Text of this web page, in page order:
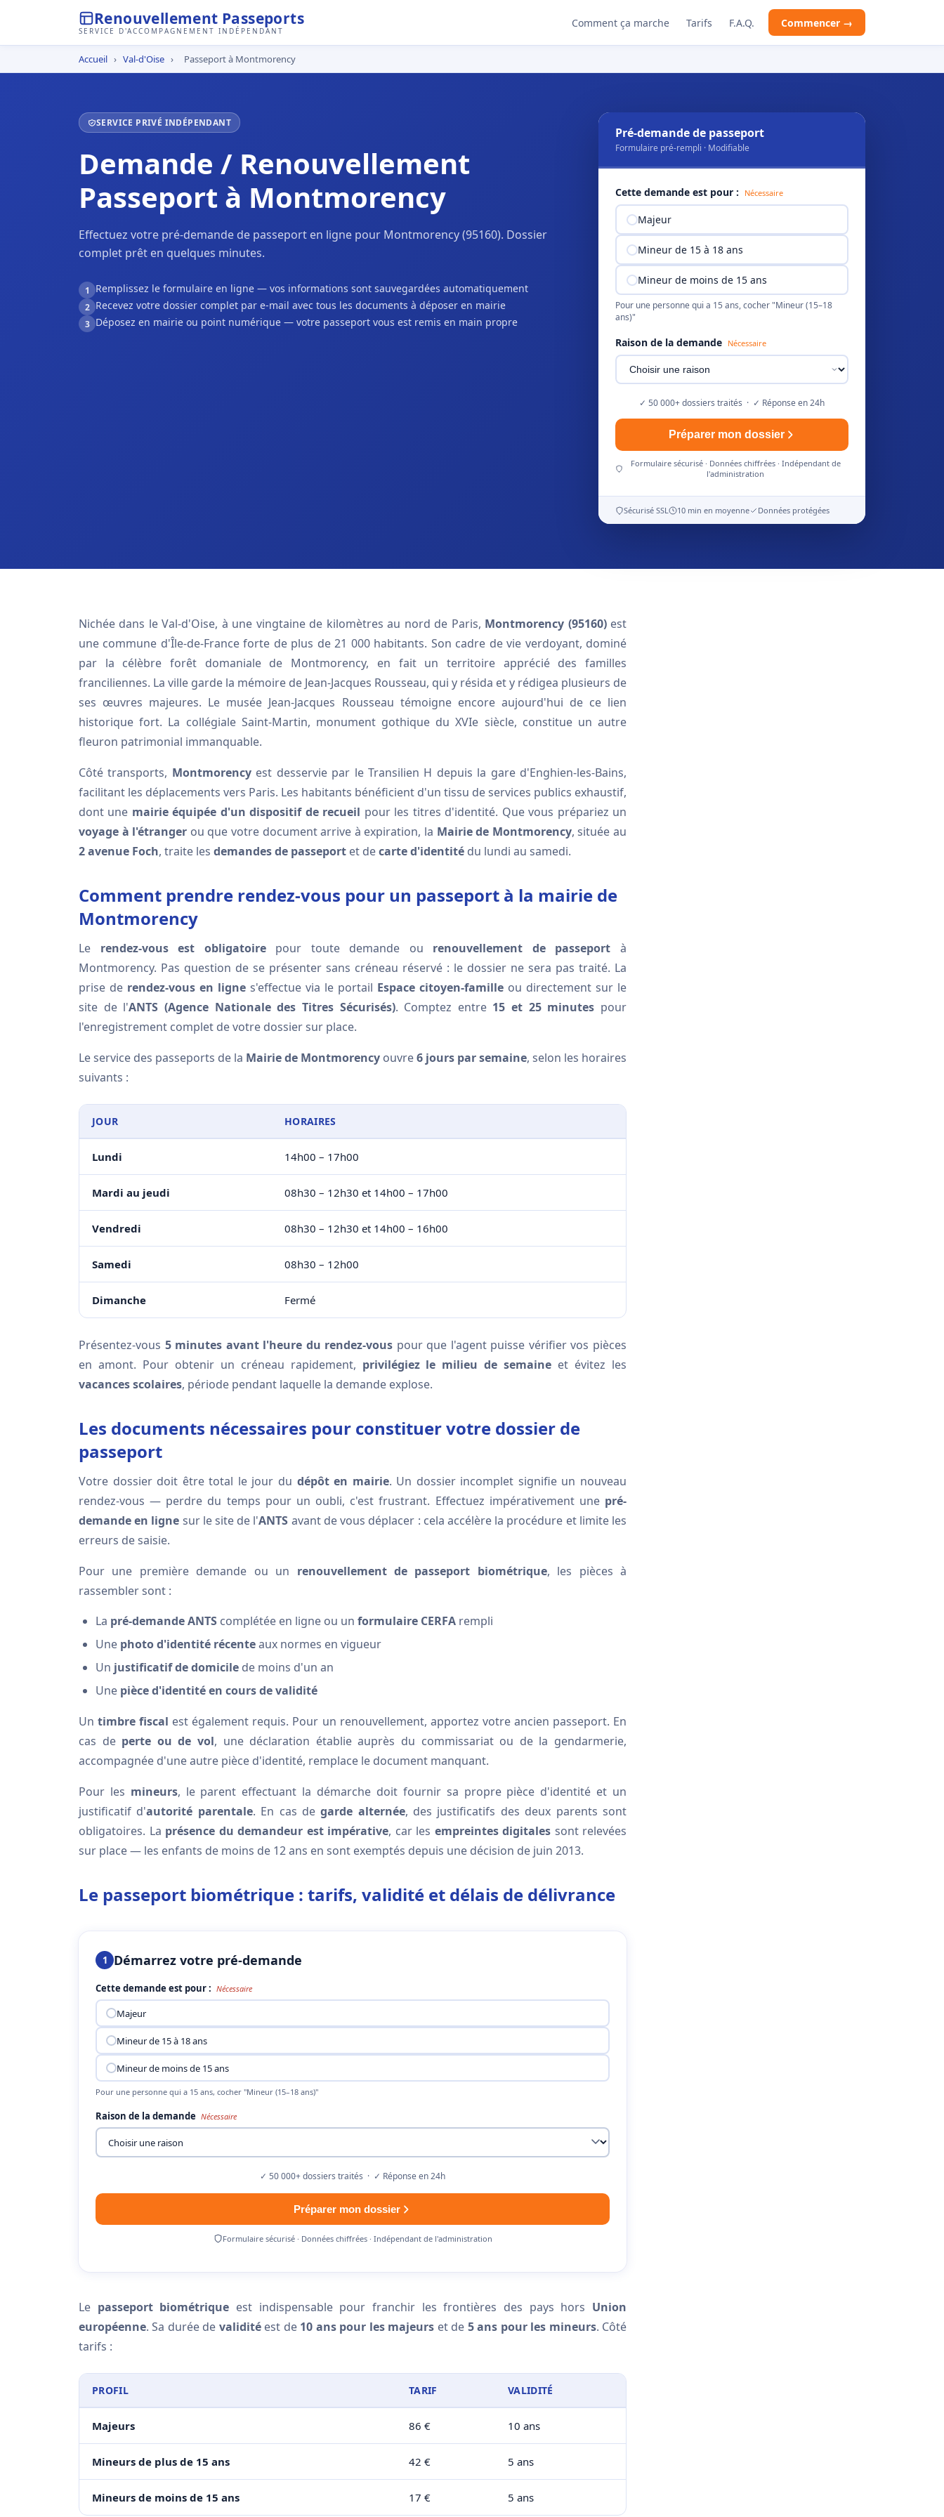
Renouvellement Passeports
SERVICE D'ACCOMPAGNEMENT INDÉPENDANT
Comment ça marche Tarifs F.A.Q. Commencer →
Accueil › Val-d'Oise › Passeport à Montmorency
SERVICE PRIVÉ INDÉPENDANT
Demande / Renouvellement
Passeport à Montmorency
Effectuez votre pré-demande de passeport en ligne pour Montmorency (95160). Dossier
complet prêt en quelques minutes.
1 Remplissez le formulaire en ligne — vos informations sont sauvegardées automatiquement
2 Recevez votre dossier complet par e-mail avec tous les documents à déposer en mairie
3 Déposez en mairie ou point numérique — votre passeport vous est remis en main propre
Pré-demande de passeport
Formulaire pré-rempli · Modifiable
Cette demande est pour : Nécessaire
Majeur
Mineur de 15 à 18 ans
Mineur de moins de 15 ans
Pour une personne qui a 15 ans, cocher "Mineur (15–18
ans)"
Raison de la demande Nécessaire
✓ 50 000+ dossiers traités · ✓ Réponse en 24h
Préparer mon dossier
Formulaire sécurisé · Données chiffrées · Indépendant de
l'administration
Sécurisé SSL 10 min en moyenne Données protégées
Nichée dans le Val-d'Oise, à une vingtaine de kilomètres au nord de Paris, Montmorency (95160)est
une commune d'Île-de-France forte de plus de 21 000 habitants. Son cadre de vie verdoyant, dominé
par la célèbre forêt domaniale de Montmorency, en fait un territoire apprécié des familles
franciliennes. La ville garde la mémoire de Jean-Jacques Rousseau, qui y résida et y rédigea plusieurs de
ses œuvres majeures. Le musée Jean-Jacques Rousseau témoigne encore aujourd'hui de ce lien
historique fort. La collégiale Saint-Martin, monument gothique du XVIe siècle, constitue un autre
fleuron patrimonial immanquable.
Côté transports, Montmorencyest desservie par le Transilien H depuis la gare d'Enghien-les-Bains,
facilitant les déplacements vers Paris. Les habitants bénéficient d'un tissu de services publics exhaustif,
dont une mairie équipée d'un dispositif de recueil pour les titres d'identité. Que vous prépariez un
voyage à l'étranger ou que votre document arrive à expiration, la Mairie de Montmorency, située au
2 avenue Foch, traite les demandes de passeport et decarte d'identité du lundi au samedi.
Comment prendre rendez-vous pour un passeport à la mairie de
Montmorency
Le rendez-vous est obligatoirepour toute demande ou renouvellement de passeport à
Montmorency. Pas question de se présenter sans créneau réservé : le dossier ne sera pas traité. La
prise de rendez-vous en ligne s'effectue via le portail Espace citoyen-famille ou directement sur le
site de l'ANTS (Agence Nationale des Titres Sécurisés). Comptez entre 15 et 25 minutes pour
l'enregistrement complet de votre dossier sur place.
Le service des passeports de la Mairie de Montmorency ouvre6 jours par semaine, selon les horaires
suivants :
JOUR HORAIRES
Lundi 14h00 – 17h00
Mardi au jeudi 08h30 – 12h30 et 14h00 – 17h00
Vendredi 08h30 – 12h30 et 14h00 – 16h00
Samedi 08h30 – 12h00
Dimanche Fermé
Présentez-vous 5 minutes avant l'heure du rendez-vous pour que l'agent puisse vérifier vos pièces
en amont. Pour obtenir un créneau rapidement, privilégiez le milieu de semaine et évitez les
vacances scolaires, période pendant laquelle la demande explose.
Les documents nécessaires pour constituer votre dossier de
passeport
Votre dossier doit être total le jour du dépôt en mairie. Un dossier incomplet signifie un nouveau
rendez-vous — perdre du temps pour un oubli, c'est frustrant. Effectuez impérativement une pré-
demande en ligne sur le site de l'ANTS avant de vous déplacer : cela accélère la procédure et limite les
erreurs de saisie.
Pour une première demande ou un renouvellement de passeport biométrique, les pièces à
rassembler sont :
La pré-demande ANTS complétée en ligne ou un formulaire CERFA rempli
Une photo d'identité récenteaux normes en vigueur
Un justificatif de domicile de moins d'un an
Une pièce d'identité en cours de validité
Untimbre fiscal est également requis. Pour un renouvellement, apportez votre ancien passeport. En
cas de perte ou de vol, une déclaration établie auprès du commissariat ou de la gendarmerie,
accompagnée d'une autre pièce d'identité, remplace le document manquant.
Pour les mineurs, le parent effectuant la démarche doit fournir sa propre pièce d'identité et un
justificatif d'autorité parentale. En cas degarde alternée, des justificatifs des deux parents sont
obligatoires. La présence du demandeur est impérative, car les empreintes digitales sont relevées
sur place — les enfants de moins de 12 ans en sont exemptés depuis une décision de juin 2013.
Le passeport biométrique : tarifs, validité et délais de délivrance
1 Démarrez votre pré-demande
Cette demande est pour : Nécessaire
Majeur
Mineur de 15 à 18 ans
Mineur de moins de 15 ans
Pour une personne qui a 15 ans, cocher "Mineur (15–18 ans)"
Raison de la demande Nécessaire
✓ 50 000+ dossiers traités · ✓ Réponse en 24h
Préparer mon dossier
Formulaire sécurisé · Données chiffrées · Indépendant de l'administration
Le passeport biométrique est indispensable pour franchir les frontières des pays hors Union
européenne. Sa durée de validitéest de 10 ans pour les majeurs et de 5 ans pour les mineurs. Côté
tarifs :
PROFIL TARIF VALIDITÉ
Majeurs 86 € 10 ans
Mineurs de plus de 15 ans 42 € 5 ans
Mineurs de moins de 15 ans 17 € 5 ans